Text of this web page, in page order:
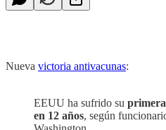
Nueva victoria antivacunas:
EEUU ha sufrido su
en 12 años, según